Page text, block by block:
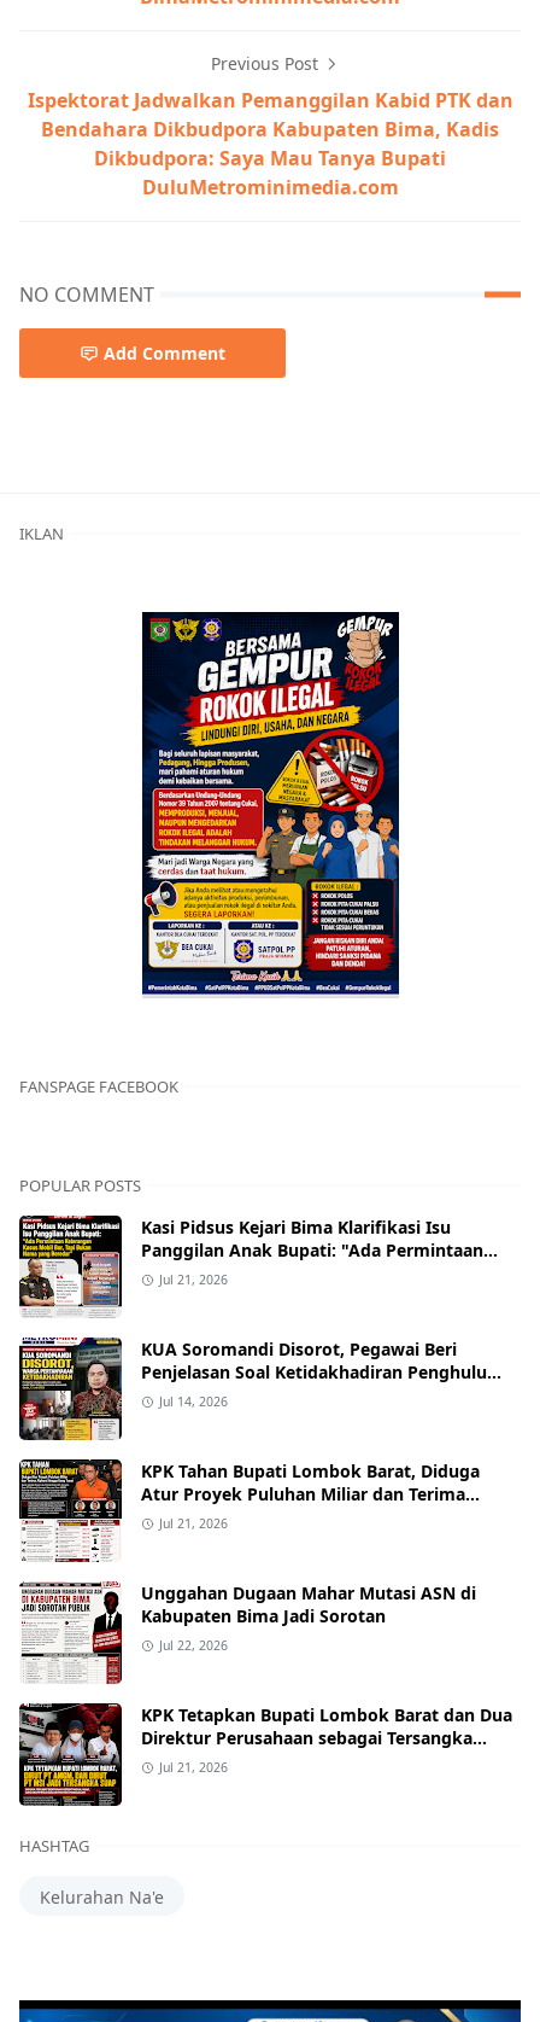
Previous Post
Ispektorat Jadwalkan Pemanggilan Kabid PTK dan
Bendahara Dikbudpora Kabupaten Bima, Kadis
Dikbudpora: Saya Mau Tanya Bupati
DuluMetrominimedia.com
NO COMMENT
Add Comment
IKLAN
FANSPAGE FACEBOOK
POPULAR POSTS
Kasi Pidsus Kejari Bima Klarifikasi Isu
Panggilan Anak Bupati: "Ada Permintaan
Keterangan Kasus Mobil Bor, Tapi Bukan
Jul 21, 2026
KUA Soromandi Disorot, Pegawai Beri
Penjelasan Soal Ketidakhadiran Penghulu
pada Akad Nikah Mualaf
Jul 14, 2026
KPK Tahan Bupati Lombok Barat, Diduga
Atur Proyek Puluhan Miliar dan Terima
Alphard hingga Uang Tunai
Jul 21, 2026
Unggahan Dugaan Mahar Mutasi ASN di
Kabupaten Bima Jadi Sorotan
Jul 22, 2026
KPK Tetapkan Bupati Lombok Barat dan Dua
Direktur Perusahaan sebagai Tersangka
Dugaan Suap Proyek
Jul 21, 2026
HASHTAG
Kelurahan Na'e